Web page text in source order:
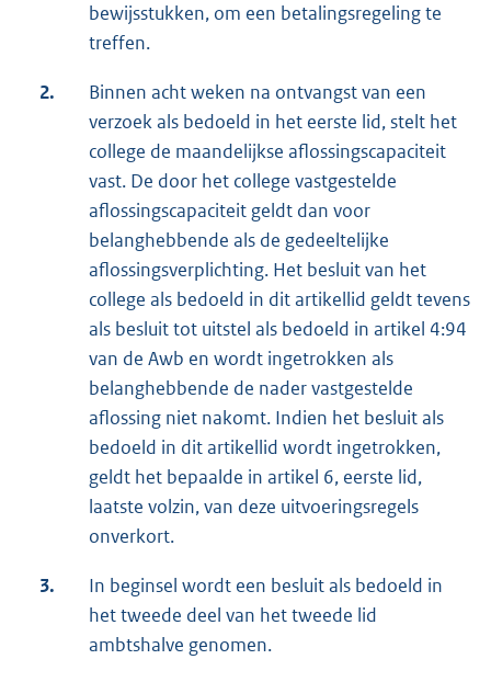
bewijsstukken, om een betalingsregeling te
treffen.
2.
Binnen acht weken na ontvangst van een
verzoek als bedoeld in het eerste lid, stelt het
college de maandelijkse aflossingscapaciteit
vast. De door het college vastgestelde
aflossingscapaciteit geldt dan voor
belanghebbende als de gedeeltelijke
aflossingsverplichting. Het besluit van het
college als bedoeld in dit artikellid geldt tevens
als besluit tot uitstel als bedoeld in artikel 4:94
van de Awb en wordt ingetrokken als
belanghebbende de nader vastgestelde
aflossing niet nakomt. Indien het besluit als
bedoeld in dit artikellid wordt ingetrokken,
geldt het bepaalde in artikel 6, eerste lid,
laatste volzin, van deze uitvoeringsregels
onverkort.
3.
In beginsel wordt een besluit als bedoeld in
het tweede deel van het tweede lid
ambtshalve genomen.